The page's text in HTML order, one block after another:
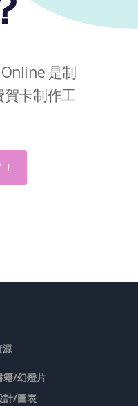
是制
卡制作工
源
籍/幻燈片
計/圖表